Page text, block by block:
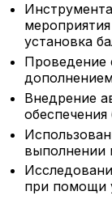
установка
Проведение
Внедрение
выполнении
при помощи